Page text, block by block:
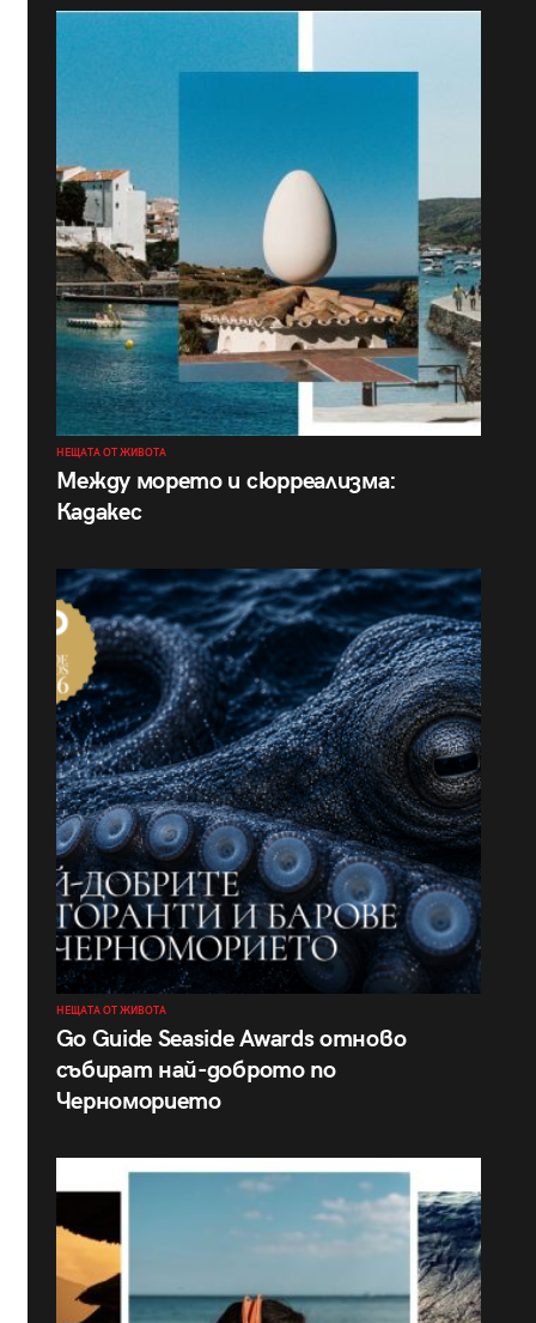
НЕЩАТА ОТ ЖИВОТА
Между морето и сюрреализма:
Кадакес
НЕЩАТА ОТ ЖИВОТА
Go Guide Seaside Awards отново
събират най-доброто по
Черноморието